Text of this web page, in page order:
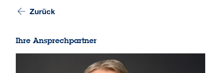
Zurück
Ihre Ansprechpartner